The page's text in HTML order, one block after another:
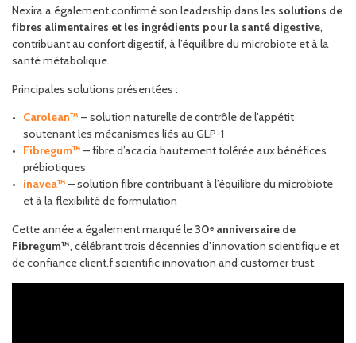
Nexira a également confirmé son leadership dans les solutions de
fibres alimentaires et les ingrédients pour la santé digestive,
contribuant au confort digestif, à l’équilibre du microbiote et à la
santé métabolique.
Principales solutions présentées :
Carolean™ – solution naturelle de contrôle de l’appétit
soutenant les mécanismes liés au GLP-1
Fibregum™ – fibre d’acacia hautement tolérée aux bénéfices
prébiotiques
inavea™ – solution fibre contribuant à l’équilibre du microbiote
et à la flexibilité de formulation
Cette année a également marqué le 30ᵉ anniversaire de
Fibregum™, célébrant trois décennies d’innovation scientifique et
de confiance client.f scientific innovation and customer trust.